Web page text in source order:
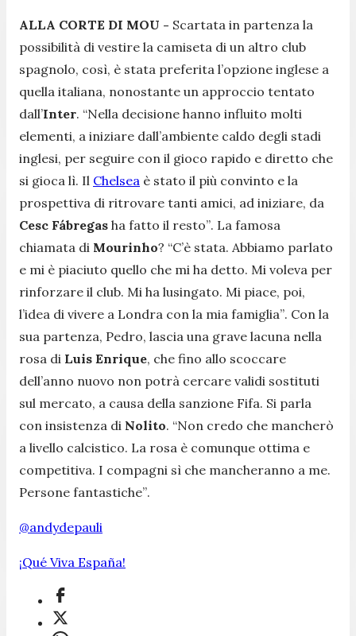
ALLA CORTE DI MOU - Scartata in partenza la
possibilità di vestire la camiseta di un altro club
spagnolo, così, è stata preferita l’opzione inglese a
quella italiana, nonostante un approccio tentato
dall’Inter. “Nella decisione hanno influito molti
elementi, a iniziare dall’ambiente caldo degli stadi
inglesi, per seguire con il gioco rapido e diretto che
si gioca lì. Il Chelsea è stato il più convinto e la
prospettiva di ritrovare tanti amici, ad iniziare, da
Cesc Fábregas ha fatto il resto”. La famosa
chiamata di Mourinho? “C’è stata. Abbiamo parlato
e mi è piaciuto quello che mi ha detto. Mi voleva per
rinforzare il club. Mi ha lusingato. Mi piace, poi,
l’idea di vivere a Londra con la mia famiglia”. Con la
sua partenza, Pedro, lascia una grave lacuna nella
rosa di Luis Enrique, che fino allo scoccare
dell’anno nuovo non potrà cercare validi sostituti
sul mercato, a causa della sanzione Fifa. Si parla
con insistenza di Nolito. “Non credo che mancherò
a livello calcistico. La rosa è comunque ottima e
competitiva. I compagni sì che mancheranno a me.
Persone fantastiche”.
@andydepauli
¡Qué Viva España!